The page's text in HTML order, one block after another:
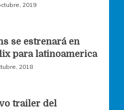
t
r
2019
se estrenará en
para latinoamerica
2018
trailer del